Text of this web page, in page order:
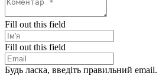
Fill out this field
Fill out this field
Будь ласка, введіть правильний email.